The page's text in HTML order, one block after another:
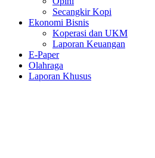
Secangkir Kopi
Ekonomi Bisnis
Koperasi dan UKM
Laporan Keuangan
E-Paper
Olahraga
Laporan Khusus